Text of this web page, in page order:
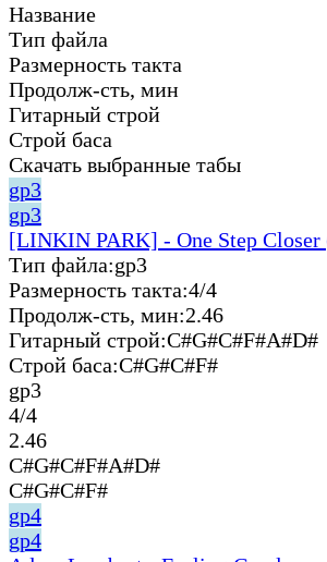
Название
Тип файла
Размерность такта
Продолж-сть, мин
Гитарный строй
Строй баса
Скачать выбранные табы
gp3
gp3
[LINKIN PARK] - One Step Closer
Тип файла:gp3
Размерность такта:4/4
Продолж-сть, мин:2.46
Гитарный строй:C#G#C#F#A#D#
Строй баса:C#G#C#F#
gp3
4/4
2.46
C#G#C#F#A#D#
C#G#C#F#
gp4
gp4